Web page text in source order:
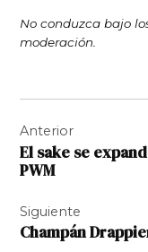
No conduzca bajo
moderación.
de
entradas
Anterior
El sake se
PWM
Siguiente
Champán